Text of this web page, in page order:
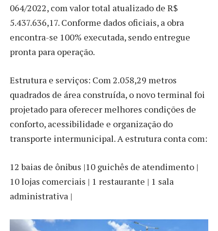
064/2022, com valor total atualizado de R$
5.437.636,17. Conforme dados oficiais, a obra
encontra-se 100% executada, sendo entregue
pronta para operação.
Estrutura e serviços: Com 2.058,29 metros
quadrados de área construída, o novo terminal foi
projetado para oferecer melhores condições de
conforto, acessibilidade e organização do
transporte intermunicipal. A estrutura conta com:
12 baias de ônibus |10 guichês de atendimento |
10 lojas comerciais | 1 restaurante | 1 sala
administrativa |